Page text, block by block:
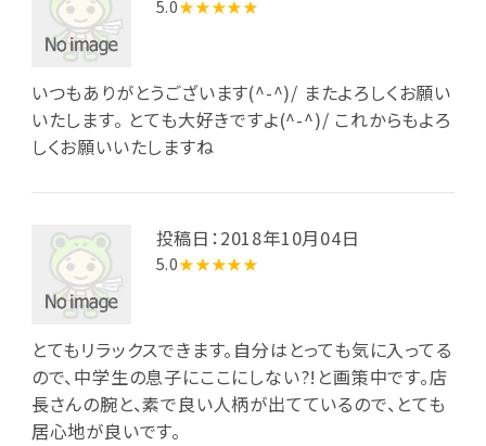
5.0★★★★★
いつもありがとうございます(^-^)/ またよろしくお願い
いたします。 とても大好きですよ(^-^)/ これからもよろ
しくお願いいたしますね
投稿日：2018年10月04日
5.0★★★★★
とてもリラックスできます。自分はとっても気に入ってる
ので、中学生の息子にここにしない?!と画策中です。店
長さんの腕と、素で良い人柄が出てているので、とても
居心地が良いです。